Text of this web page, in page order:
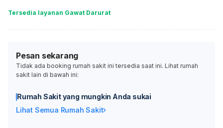
Tersedia layanan Gawat Darurat
Pesan sekarang
Tidak ada booking rumah sakit ini tersedia saat ini. Lihat rumah
sakit lain di bawah ini:
Rumah Sakit yang mungkin Anda sukai
Lihat Semua Rumah Sakit